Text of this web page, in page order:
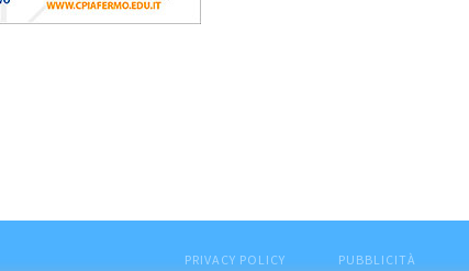
PRIVACY POLICY PUBBLICITÀ